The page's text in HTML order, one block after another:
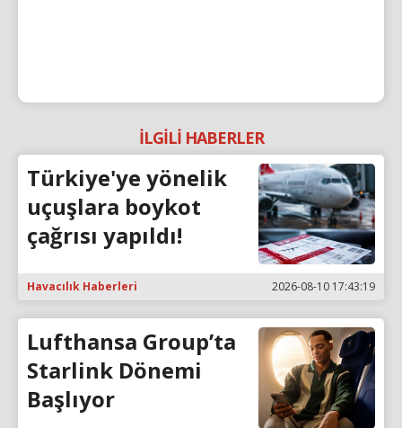
İLGİLİ HABERLER
Türkiye'ye yönelik
uçuşlara boykot
çağrısı yapıldı!
Havacılık Haberleri 2026-08-10 17:43:19
Lufthansa Group’ta
Starlink Dönemi
Başlıyor